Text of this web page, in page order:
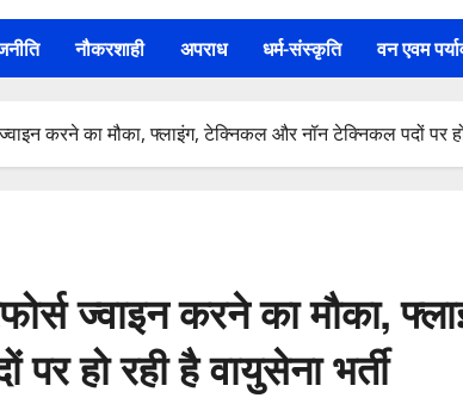
नौकरशाही अपराध धर्म-संस्कृति वन एवम
करने का मौका, फ्लाइंग, टेक्निकल और नॉन टेक्निकल पदों पर हो
ज्वाइन करने का मौका,
हो रही है वायुसेना भर्ती